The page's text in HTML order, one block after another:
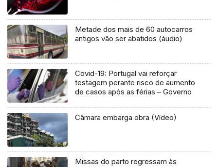
Metade dos mais de 60 autocarros
antigos vão ser abatidos (áudio)
Covid-19: Portugal vai reforçar
testagem perante risco de aumento
de casos após as férias – Governo
Câmara embarga obra (Vídeo)
Missas do parto regressam às